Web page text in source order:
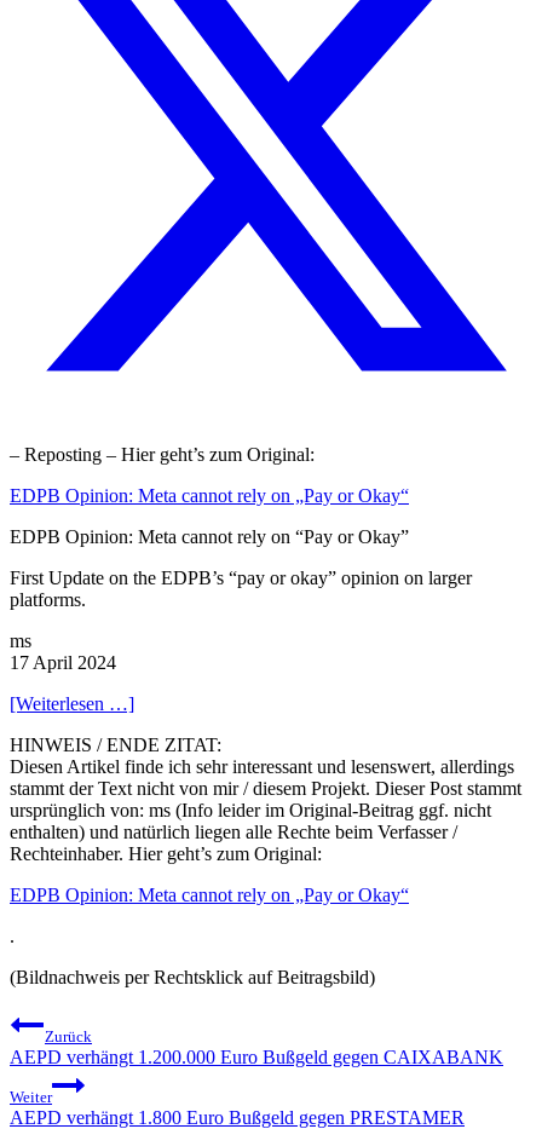
– Reposting – Hier geht’s zum Original:
EDPB Opinion: Meta cannot rely on „Pay or Okay“
EDPB Opinion: Meta cannot rely on “Pay or Okay”
First Update on the EDPB’s “pay or okay” opinion on larger
platforms.
ms
17 April 2024
[Weiterlesen …]
HINWEIS / ENDE ZITAT:
Diesen Artikel finde ich sehr interessant und lesenswert, allerdings
stammt der Text nicht von mir / diesem Projekt. Dieser Post stammt
ursprünglich von: ms (Info leider im Original-Beitrag ggf. nicht
enthalten) und natürlich liegen alle Rechte beim Verfasser /
Rechteinhaber. Hier geht’s zum Original:
EDPB Opinion: Meta cannot rely on „Pay or Okay“
.
(Bildnachweis per Rechtsklick auf Beitragsbild)
Beitragsnavigation
Zurück
AEPD verhängt 1.200.000 Euro Bußgeld gegen CAIXABANK
Weiter
AEPD verhängt 1.800 Euro Bußgeld gegen PRESTAMER